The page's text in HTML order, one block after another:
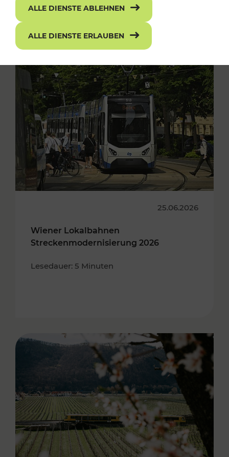
25.06.2026
Wiener Lokalbahnen
Streckenmodernisierung 2026
Lesedauer: 5 Minuten
ALLE DIENSTE ABLEHNEN
ALLE DIENSTE ERLAUBEN